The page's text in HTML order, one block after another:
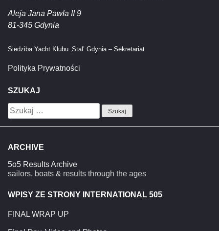
Aleja Jana Pawła II 9
81-345 Gdynia
Siedziba Yacht Klubu ‚Stal’ Gdynia – Sekretariat
Polityka Prywatności
SZUKAJ
Szukaj:
ARCHIVE
5o5 Results Archive
sailors, boats & results through the ages
WPISY ZE STRONY INTERNATIONAL 505
FINAL WRAP UP